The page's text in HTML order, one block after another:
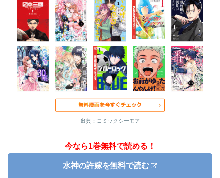
出典：コミックシーモア
今なら1巻無料で読める！
水神の許嫁を無料で読む